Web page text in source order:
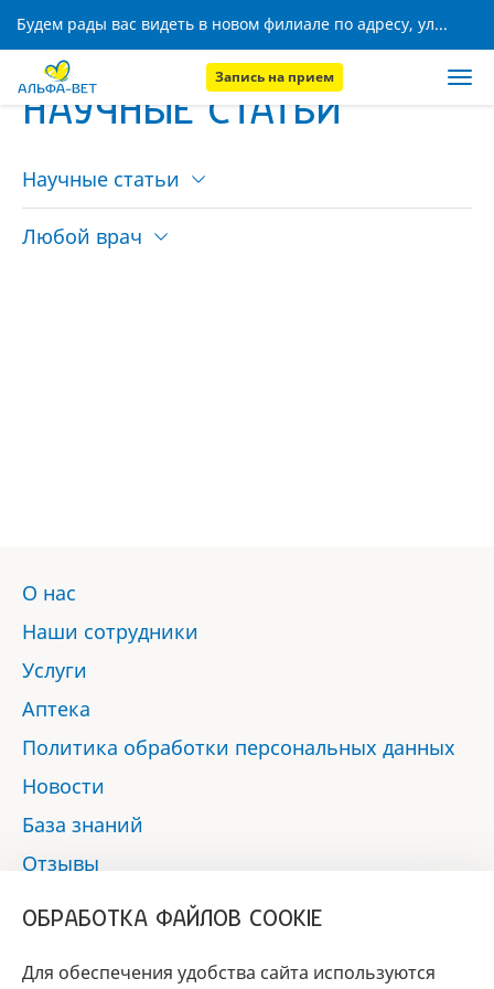
Будем рады вас видеть в новом филиале по адресу, ул. Кижеватова, 8!
Запись на прием
НАУЧНЫЕ СТАТЬИ
Научные статьи
Любой врач
О нас
Наши сотрудники
Услуги
Аптека
Политика обработки персональных данных
Новости
База знаний
Отзывы
ОБРАБОТКА ФАЙЛОВ COOKIE
Для обеспечения удобства сайта используются